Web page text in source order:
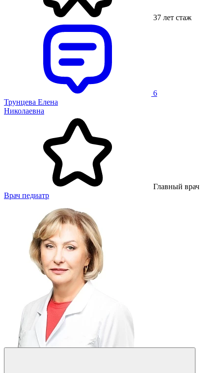
37 лет стаж
6
Трунцева Елена
Николаевна
Главный врач
Врач педиатр